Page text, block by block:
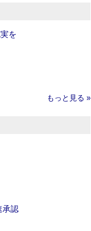
を
もっと見る »
承認